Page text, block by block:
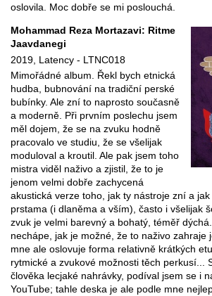
oslovila. Moc dobře se mi poslouchá.
Mohammad Reza Mortazavi: Ritme
Jaavdanegi
2019, Latency - LTNC018
Mimořádné album. Řekl bych etnická
hudba, bubnování na tradiční perské
bubínky. Ale zní to naprosto současně
a moderně. Při prvním poslechu jsem
měl dojem, že se na zvuku hodně
pracovalo ve studiu, že se všelijak
moduloval a kroutil. Ale pak jsem toho
mistra viděl naživo a zjistil, že to je
jenom velmi dobře zachycená
akustická verze toho, jak ty nástroje zní a
prstama (i dlaněma a vším), často i všelijak
zvuk je velmi barevný a bohatý, téměř
nechápe, jak je možné, že to naživo zahraje
mne ale oslovuje forma relativně krátkých
rytmické a zvukové možnosti těch perkusí...
člověka lecjaké nahrávky, podíval jsem se i
YouTube; tahle deska je ale podle mne